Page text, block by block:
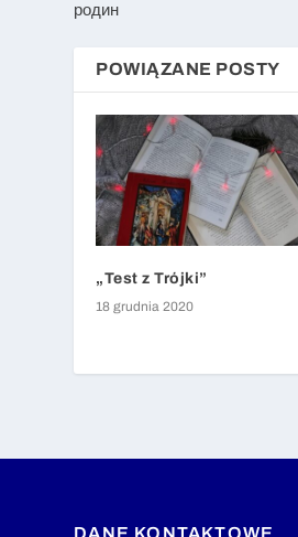
родин
POWIĄZANE POSTY
„Test z Trójki”
18 grudnia 2020
DANE KONTAKTOWE